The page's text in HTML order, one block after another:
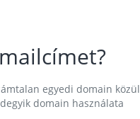
egyedi domain közül
domain használata